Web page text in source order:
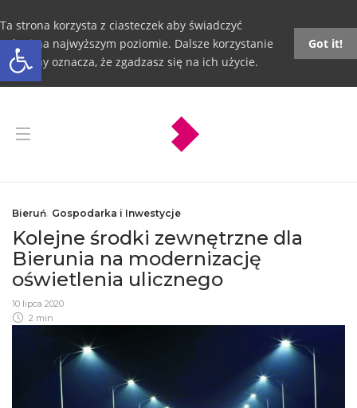
Otwórz pasek narzędzi
Ta strona korzysta z ciasteczek aby świadczyć
usługi na najwyższym poziomie. Dalsze korzystanie
ze strony oznacza, że zgadzasz się na ich użycie.
Got it!
Bieruń, Gospodarka i Inwestycje
Kolejne środki zewnętrzne dla
Bierunia na modernizację
oświetlenia ulicznego
10 lipca 2020
2 min